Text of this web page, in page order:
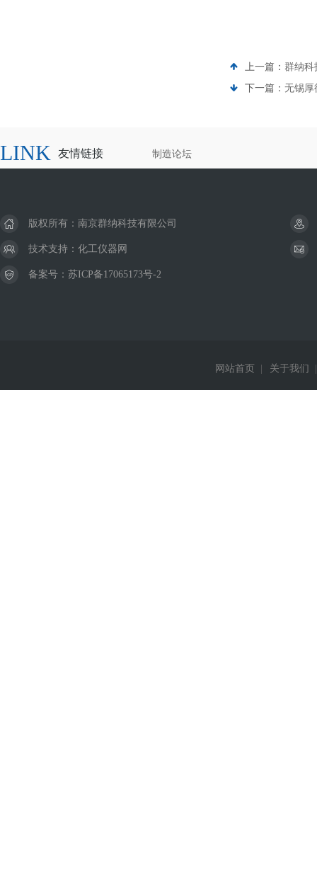
上一篇： 群纳科
下一篇： 无锡厚
LINK 友情链接 制造论坛
版权所有：南京群纳科技有限公司
技术支持： 化工仪器网
备案号： 苏ICP备17065173号-2
网站首页 关于我们